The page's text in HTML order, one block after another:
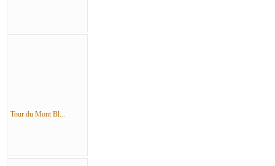
Tour du Mont Bl...